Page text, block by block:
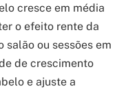
cresce em média
o efeito rente da
salão ou sessões em
de crescimento
e ajuste a